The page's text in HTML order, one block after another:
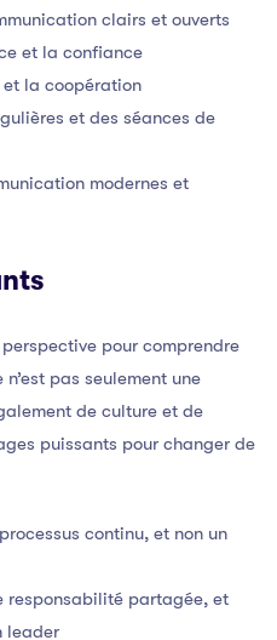
clairs et ouverts
et la confiance
la coopération
et des séances de
modernes et
pour comprendre
pas seulement une
de culture et de
puissants pour changer de
continu, et non un
responsabilité partagée, et
leader